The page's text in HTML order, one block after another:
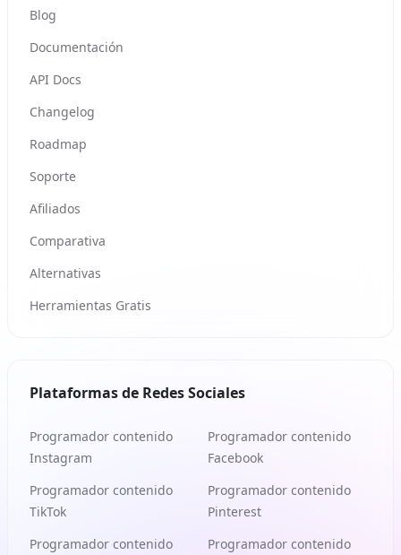
Blog
Documentación
API Docs
Changelog
Roadmap
Soporte
Afiliados
Comparativa
Alternativas
Herramientas Gratis
Plataformas de Redes Sociales
Programador contenido
Instagram
Programador contenido
Facebook
Programador contenido
TikTok
Programador contenido
Pinterest
Programador contenido
Programador contenido